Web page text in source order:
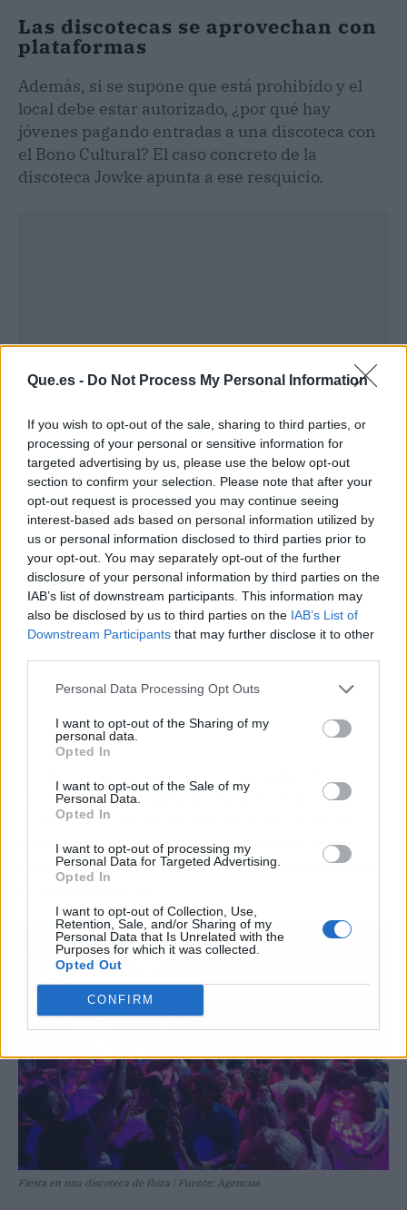
Que.es - Do Not Process My Personal Information
If you wish to opt-out of the sale, sharing to third parties, or
processing of your personal or sensitive information for
targeted advertising by us, please use the below opt-out
section to confirm your selection. Please note that after your
opt-out request is processed you may continue seeing
interest-based ads based on personal information utilized by
us or personal information disclosed to third parties prior to
your opt-out. You may separately opt-out of the further
disclosure of your personal information by third parties on the
IAB’s list of downstream participants. This information may
also be disclosed by us to third parties on the IAB’s List of
Downstream Participants that may further disclose it to other
Personal Data Processing Opt Outs
I want to opt-out of the Sharing of my
personal data.
Opted In
I want to opt-out of the Sale of my
Personal Data.
Opted In
I want to opt-out of processing my
Personal Data for Targeted Advertising.
Opted In
I want to opt-out of Collection, Use,
Retention, Sale, and/or Sharing of my
Personal Data that Is Unrelated with the
Purposes for which it was collected.
Opted Out
CONFIRM
Las discotecas se aprovechan con
plataformas
Además, si se supone que está prohibido y el
local debe estar autorizado, ¿por qué hay
jóvenes pagando entradas a una discoteca con
el Bono Cultural? El caso concreto de la
discoteca Jowke apunta a ese resquicio.
Publicidad
Madrid) cuyo propietario, Rafael Muñoz de la
Cámara, ha sido el protagonista involuntario,
utiliza Fourvenues como plataforma de
gestión de reservas y entradas para
negocios
de ocio nocturno
Fiesta en una discoteca de Ibiza | Fuente: Agencias